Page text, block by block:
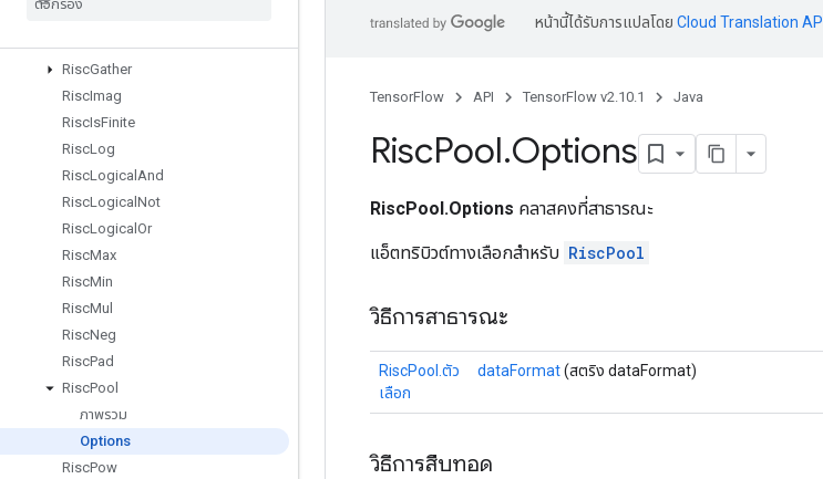
RiscGather
RiscImag
RiscIsFinite
RiscLog
RiscLogical And
RiscLogical Not
RiscLogical Or
RiscMax
RiscMin
RiscMul
RiscNeg
RiscPad
RiscPool
ภาพรวม
Options
RiscPow
หน้านี้ได้รับการแปลโดย Cloud Translation API
TensorFlow API TensorFlow v2.10.1 Java
RiscPool.Options
RiscPool.Options คลาสคงที่สาธารณะ
แอ็ตทริบิวต์ทางเลือกสำหรับ RiscPool
วิธีการสาธารณะ
RiscPool.ตัว
เลือก
dataFormat(สตริง dataFormat)
วิธีการสืบทอด